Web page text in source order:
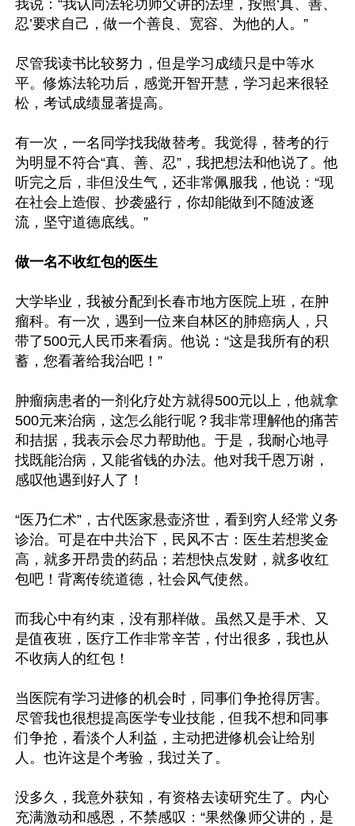
我说：“我认同法轮功师父讲的法理，按照‘真、善、
忍’要求自己，做一个善良、宽容、为他的人。”
尽管我读书比较努力，但是学习成绩只是中等水
平。修炼法轮功后，感觉开智开慧，学习起来很轻
松，考试成绩显著提高。
有一次，一名同学找我做替考。我觉得，替考的行
为明显不符合“真、善、忍”，我把想法和他说了。他
听完之后，非但没生气，还非常佩服我，他说：“现
在社会上造假、抄袭盛行，你却能做到不随波逐
流，坚守道德底线。”
做一名不收红包的医生
大学毕业，我被分配到长春市地方医院上班，在肿
瘤科。有一次，遇到一位来自林区的肺癌病人，只
带了500元人民币来看病。他说：“这是我所有的积
蓄，您看著给我治吧！”
肿瘤病患者的一剂化疗处方就得500元以上，他就拿
500元来治病，这怎么能行呢？我非常理解他的痛苦
和拮据，我表示会尽力帮助他。于是，我耐心地寻
找既能治病，又能省钱的办法。他对我千恩万谢，
感叹他遇到好人了！
“医乃仁术”，古代医家悬壶济世，看到穷人经常义务
诊治。可是在中共治下，民风不古：医生若想奖金
高，就多开昂贵的药品；若想快点发财，就多收红
包吧！背离传统道德，社会风气使然。
而我心中有约束，没有那样做。虽然又是手术、又
是值夜班，医疗工作非常辛苦，付出很多，我也从
不收病人的红包！
当医院有学习进修的机会时，同事们争抢得厉害。
尽管我也很想提高医学专业技能，但我不想和同事
们争抢，看淡个人利益，主动把进修机会让给别
人。也许这是个考验，我过关了。
没多久，我意外获知，有资格去读研究生了。内心
充满激动和感恩，不禁感叹：“果然像师父讲的，是